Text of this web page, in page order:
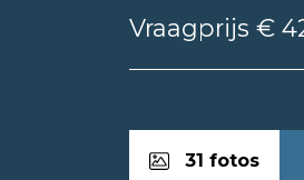
Vraagprijs €
31 fotos